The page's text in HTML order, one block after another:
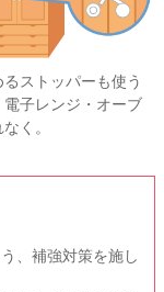
ストッパーも使う
子レンジ・オーブ
く。
、補強対策を施し